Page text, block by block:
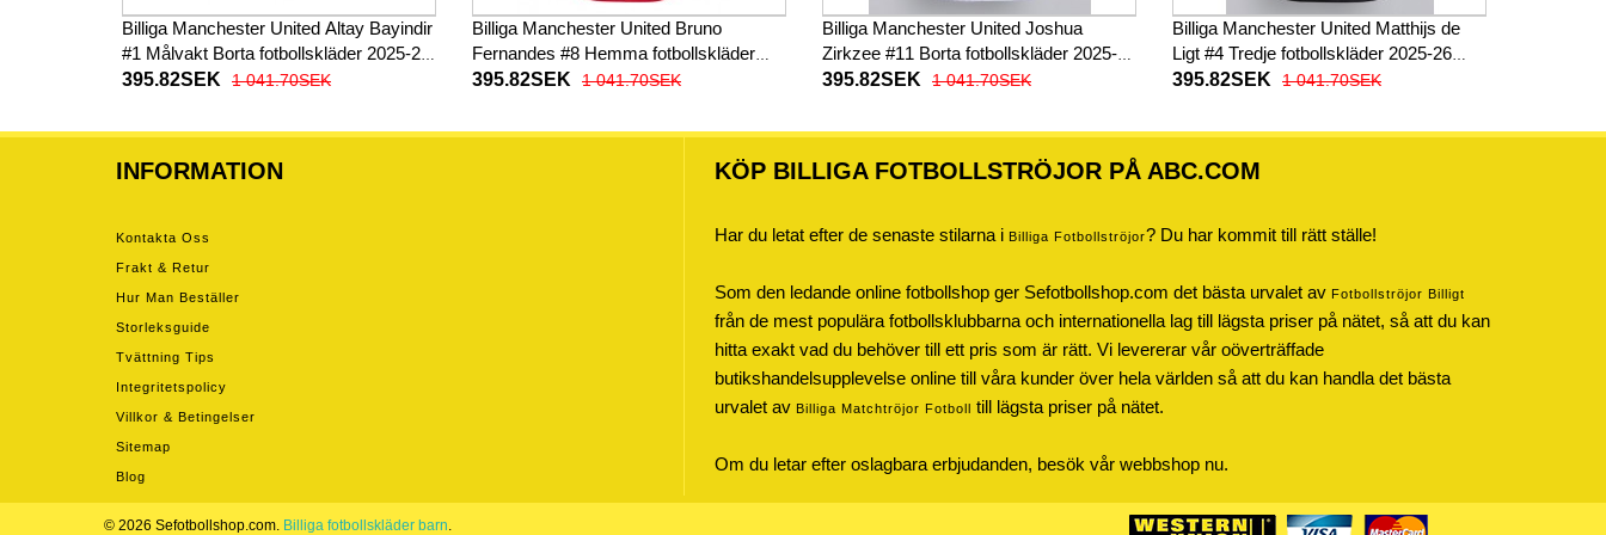
Billiga Manchester United Altay Bayindir
#1 Målvakt Borta fotbollskläder 2025-26
Kortärmad
395.82SEK 1 041.70SEK
Billiga Manchester United Bruno
Fernandes #8 Hemma fotbollskläder
2026-27 Kortärmad
395.82SEK 1 041.70SEK
Billiga Manchester United Joshua
Zirkzee #11 Borta fotbollskläder 2025-26
Kortärmad
395.82SEK 1 041.70SEK
Billiga Manchester United Matthijs de
Ligt #4 Tredje fotbollskläder 2025-26
Kortärmad
395.82SEK 1 041.70SEK
INFORMATION
Kontakta Oss
Frakt & Retur
Hur Man Beställer
Storleksguide
Tvättning Tips
Integritetspolicy
Villkor & Betingelser
Sitemap
Blog
KÖP BILLIGA FOTBOLLSTRÖJOR PÅ ABC.COM
Har du letat efter de senaste stilarna i Billiga Fotbollströjor? Du har kommit till rätt ställe!
Som den ledande online fotbollshop ger Sefotbollshop.com det bästa urvalet av Fotbollströjor Billigt
från de mest populära fotbollsklubbarna och internationella lag till lägsta priser på nätet, så att du kan
hitta exakt vad du behöver till ett pris som är rätt. Vi levererar vår oöverträffade
butikshandelsupplevelse online till våra kunder över hela världen så att du kan handla det bästa
urvalet av Billiga Matchtröjor Fotboll till lägsta priser på nätet.
Om du letar efter oslagbara erbjudanden, besök vår webbshop nu.
© 2026 Sefotbollshop.com. Billiga fotbollskläder barn.